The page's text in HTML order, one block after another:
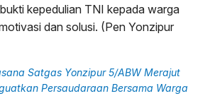
kepedulian TNI kepada warga
dan solusi. (Pen Yonzipur
Satgas Yonzipur 5/ABW Merajut
Persaudaraan Bersama Warga